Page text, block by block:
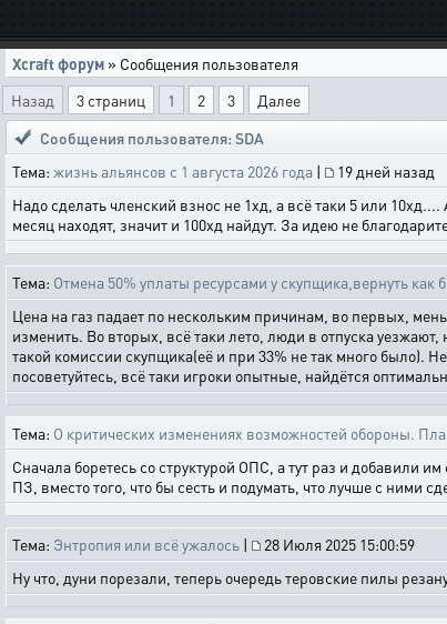
Xcraft форум » Сообщения пользователя
Назад
3 страниц 1 2 3
Далее
Сообщения пользователя: SDA
Тема: жизнь альянсов с 1 августа 2026 года | 19 дней назад
Надо сделать членский взнос не 1хд, а всё таки 5 или
месяц находят, значит и 100хд найдут. За идею не
Тема: Отмена 50% уплаты ресурсами у скупщика,вернуть как
Цена на газ падает по нескольким причинам, во первых,
изменить. Во вторых, всё таки лето, люди в отпуска
такой комиссии скупщика(её и при 33% не так много было).
посоветуйтесь, всё таки игроки опытные, найдётся
Тема: О критических изменениях возможностей обороны.
Сначала боретесь со структурой ОПС, а тут раз и добавили
ПЗ, вместо того, что бы сесть и подумать, что лучше с ними
Тема: Энтропия или всё ужалось | 28 Июля 2025 15:00:59
Ну что, дуни порезали, теперь очередь теровские пилы